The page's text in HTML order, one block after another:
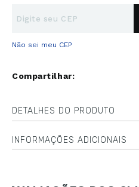
Não sei meu CEP
DETALHES DO PRODUTO
INFORMAÇÕES ADICIONAIS